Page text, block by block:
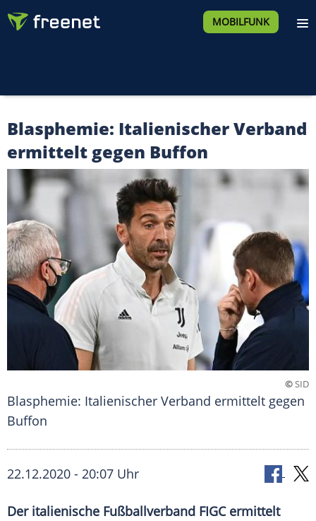
MOBILFUNK
Blasphemie: Italienischer Verband
ermittelt gegen Buffon
©SID
Blasphemie: Italienischer Verband ermittelt gegen
Buffon
22.12.2020 - 20:07 Uhr
Der italienische Fußballverband FIGC ermittelt